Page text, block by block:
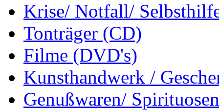
Krise/ Notfall/
Tonträger (CD)
Filme (DVD's)
Kunsthandwerk /
Genußwaren/ Spirituosen